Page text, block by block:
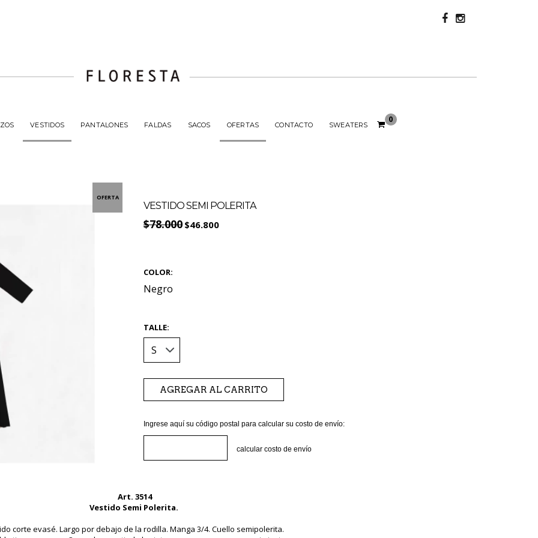
VESTIDOS PANTALONES FALDAS SACOS OFERTAS CONTACTO SWEATERS
0
OFERTA
VESTIDO SEMI POLERITA
$78.000 $46.800
COLOR:
Negro
TALLE:
Ingrese aquí su código postal para calcular su costo de envío:
calcular costo de envío
Art. 3514
Vestido Semi Polerita.
corte evasé. Largo por debajo de la rodilla. Manga 3/4. Cuello semipolerita.